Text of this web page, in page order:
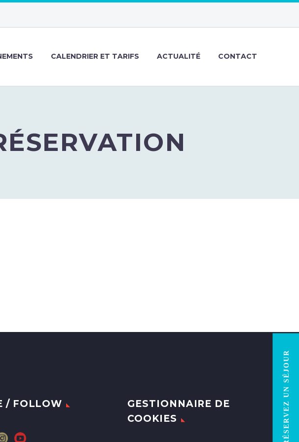
CALENDRIER ET TARIFS ACTUALITÉ CONTACT
/ FOLLOW
GESTIONNAIRE DE
COOKIES
RÉSERVEZ UN SÉJOUR